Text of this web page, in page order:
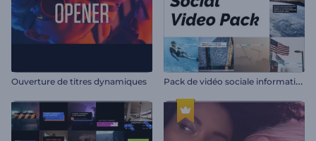
Ouverture de titres dynamiques P
ack de vidéo sociale informative